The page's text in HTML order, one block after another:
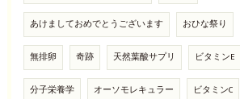
あけましておめでとうございます おひな祭り
無排卵 奇跡 天然葉酸サプリ ビタミンE
分子栄養学 オーソモレキュラー ビタミンC